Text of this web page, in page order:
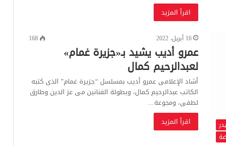
اقرأ المزيد
16 أبريل، 2022 168
عمرو أديب يشيد بـ«جزيرة غمام»
لعبدالرحيم كمال
أشاد الإعلامى عمرو أديب بمسلسل “جزيرة غمام” الذى كتبه
الكاتب عبدالرحيم كمال، وبطولة الفنانين مى عز الدين وطارق
لطفى، ومجوعة…
اقرأ المزيد